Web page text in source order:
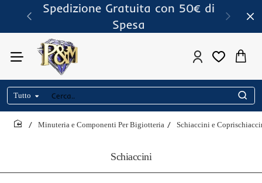
Spedizione Gratuita con 50€ di
Spesa
Tutto
Cerca..
Schiaccini
Minuteria e Componenti Per Bigiotteria Schiaccini e